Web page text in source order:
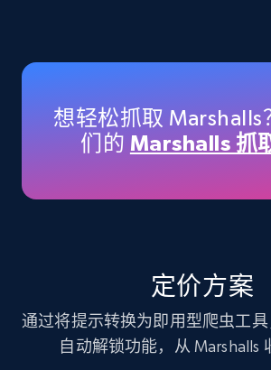
22.4K+ 3.5K+
想轻松抓取 Marshalls
们的 Marshalls 抓
定价方案
通过将提示转换为即用型爬虫工
自动解锁功能，从 Marshalls